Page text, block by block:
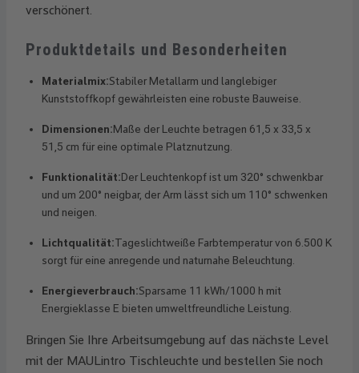
verschönert.
Produktdetails und Besonderheiten
Materialmix:Stabiler Metallarm und langlebiger
Kunststoffkopf gewährleisten eine robuste Bauweise.
Dimensionen:Maße der Leuchte betragen 61,5 x 33,5 x
51,5 cm für eine optimale Platznutzung.
Funktionalität:Der Leuchtenkopf ist um 320° schwenkbar
und um 200° neigbar, der Arm lässt sich um 110° schwenken
und neigen.
Lichtqualität:Tageslichtweiße Farbtemperatur von 6.500 K
sorgt für eine anregende und naturnahe Beleuchtung.
Energieverbrauch:Sparsame 11 kWh/1000 h mit
Energieklasse E bieten umweltfreundliche Leistung.
Bringen Sie Ihre Arbeitsumgebung auf das nächste Level
mit der MAULintro Tischleuchte und bestellen Sie noch